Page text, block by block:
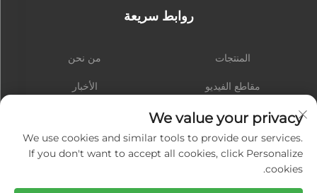
روابط سريعة
المنتجات من نحن
مقاطع الفيديو الأخبار
اتصل بنا
We value your privacy
We use cookies and similar tools to provide our services.
If you don't want to accept all cookies, click Personalize
cookies.